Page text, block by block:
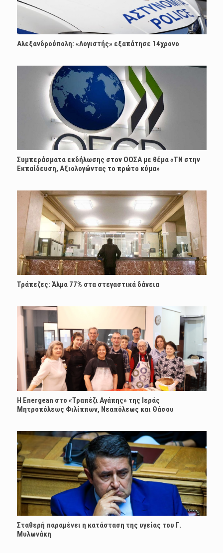
Αλεξανδρούπολη: «Λογιστής» εξαπάτησε 14χρονο
Συμπεράσματα εκδήλωσης στον ΟΟΣΑ με θέμα «ΤΝ στην
Εκπαίδευση, Αξιολογώντας το πρώτο κύμα»
Τράπεζες: Άλμα 77% στα στεγαστικά δάνεια
H Energean στο «Τραπέζι Αγάπης» της Ιεράς
Μητροπόλεως Φιλίππων, Νεαπόλεως και Θάσου
Σταθερή παραμένει η κατάσταση της υγείας του Γ.
Μυλωνάκη